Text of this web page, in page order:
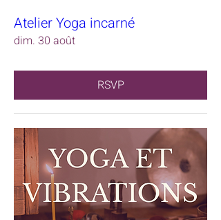
Atelier Yoga incarné
dim. 30 août
RSVP